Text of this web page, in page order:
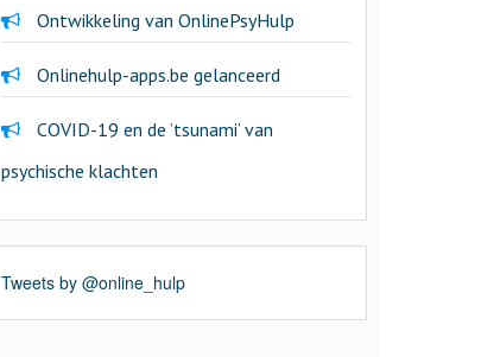
Ontwikkeling van OnlinePsyHulp
Onlinehulp-apps.be gelanceerd
COVID-19 en de ’tsunami’ van
psychische klachten
Tweets by @online_hulp